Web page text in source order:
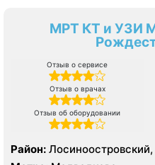
МРТ КТ и УЗИ
Отзыв о сервисе
Отзыв о врачах
Отзыв об оборудовании
Район: